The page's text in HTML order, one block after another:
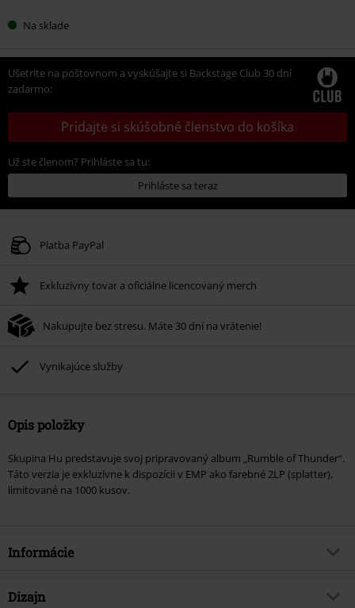
si Na sklade
Ušetrite na poštovnom a vyskúšajte si Backstage Club 30 dní
zadarmo:
Pridajte si skúšobné členstvo do košíka
Už ste členom? Prihláste sa tu:
Prihláste sa teraz
Platba PayPal
Exkluzívny tovar a oficiálne licencovaný merch
Nakupujte bez stresu. Máte 30 dní na vrátenie!
Vynikajúce služby
Opis položky
Skupina Hu predstavuje svoj pripravovaný album „Rumble of Thunder“.
Táto verzia je exkluzívne k dispozícii v EMP ako farebné 2LP (splatter),
limitované na 1000 kusov.
Informácie
Tovar č.
Dizajn